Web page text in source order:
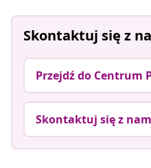
Skontaktuj się z
Przejdź do Centrum
Skontaktuj się z